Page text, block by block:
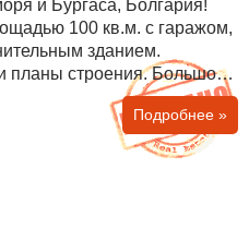
и Бургаса, Болгария!
100 кв.м. с гаражом,
зданием.
планы строения. Большой
фруктовыми
зданием
дорога. Район подходит
окружено лесом)...
Подробнее »